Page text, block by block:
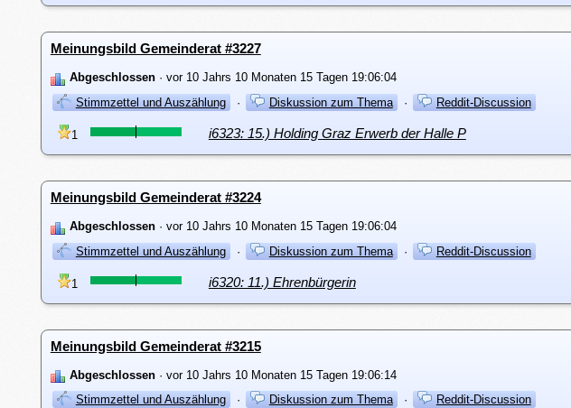
Meinungsbild Gemeinderat #3227
Abgeschlossen· vor 10 Jahrs 10 Monaten 15 Tagen 19:06:04
Stimmzettel und Auszählung
· Diskussion zum Thema · Reddit-Discussion
1 i6323: 15.) Holding Graz Erwerb der Halle P
Meinungsbild Gemeinderat #3224
Abgeschlossen· vor 10 Jahrs 10 Monaten 15 Tagen 19:06:04
Stimmzettel und Auszählung
· Diskussion zum Thema · Reddit-Discussion
1 i6320: 11.) Ehrenbürgerin
Meinungsbild Gemeinderat #3215
Abgeschlossen· vor 10 Jahrs 10 Monaten 15 Tagen 19:06:14
Stimmzettel und Auszählung
· Diskussion zum Thema · Reddit-Discussion